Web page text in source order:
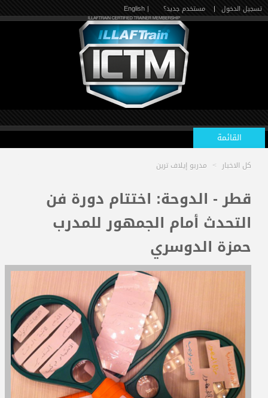
تسجيل الدخول | مستخدم جديد؟ | English
القائمة
الرئيسية
الدورات القادمة
المدربون
كل الاخبار > مدربو إيلاف ترين
قطر - الدوحة: اختتام دورة فن
التحدث أمام الجمهور للمدرب
حمزة الدوسري